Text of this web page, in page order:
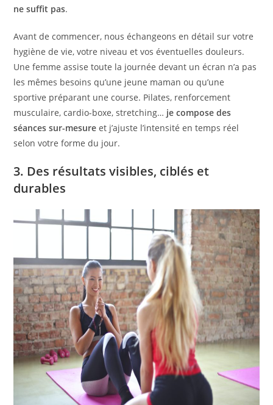
ne suffit pas.
Avant de commencer, nous échangeons en détail sur votre
hygiène de vie, votre niveau et vos éventuelles douleurs.
Une femme assise toute la journée devant un écran n’a pas
les mêmes besoins qu’une jeune maman ou qu’une
sportive préparant une course. Pilates, renforcement
musculaire, cardio-boxe, stretching… je compose des
séances sur-mesure et j’ajuste l’intensité en temps réel
selon votre forme du jour.
3. Des résultats visibles, ciblés et
durables